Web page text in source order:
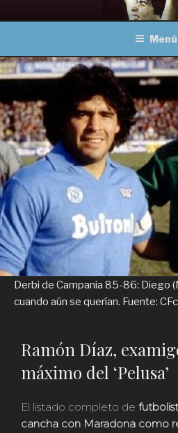
al
MARADONA,
COMPLETAS
Un viaje a través del fútbol
Menú
Derbi de Campania 85-86: Diego
cuando aún se querían. Fuente:
Ramón Díaz,
máximo del ‘Pelusa’
El listado completo de
cancha con Maradona como